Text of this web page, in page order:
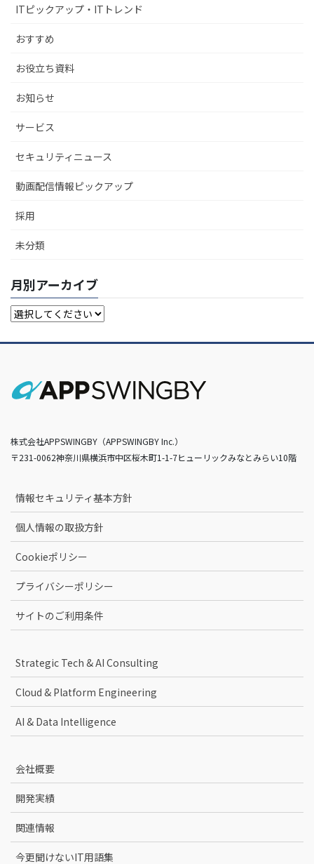
ITピックアップ・ITトレンド
おすすめ
お役立ち資料
お知らせ
サービス
セキュリティニュース
動画配信情報ピックアップ
採用
未分類
月別アーカイブ
株式会社APPSWINGBY（APPSWINGBY Inc.）
〒231-0062神奈川県横浜市中区桜木町1-1-7ヒューリックみなとみらい10階
情報セキュリティ基本方針
個人情報の取扱方針
Cookieポリシー
プライバシーポリシー
サイトのご利用条件
Strategic Tech & AI Consulting
Cloud & Platform Engineering
AI & Data Intelligence
会社概要
開発実績
関連情報
今更聞けないIT用語集